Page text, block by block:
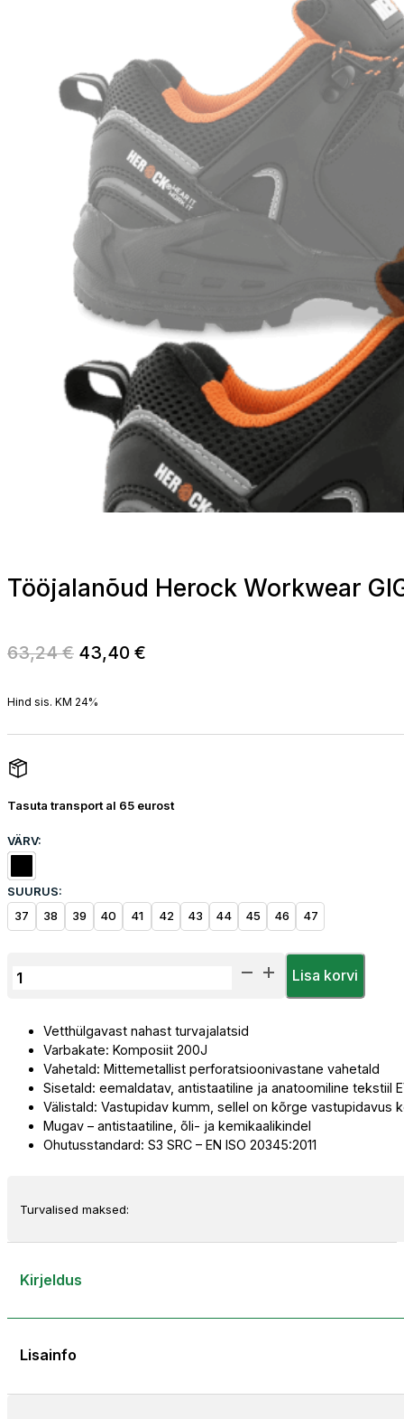
Tööjalanõud Herock Workwear
63,24€ Algne
oli:
43,40 €
Hind sis. KM 24%
Tasuta transport al 65 eurost
VÄRV:
SUURUS:
37
38 39 40 41 42 43 44 45 46 47
Tööjalanõud
GIGANTES
S3
kogus
Lisa korvi
Vetthülgavast nahast turvajalatsid
Varbakate: Komposiit 200J
Vahetald: Mittemetallist perforatsioonivastane vahetald
Sisetald: eemaldatav, antistaatiline ja anatoomiline tekstiil
Välistald: Vastupidav kumm, sellel on kõrge vastupidavus
Mugav – antistaatiline, õli- ja kemikaalikindel
Ohutusstandard: S3 SRC – EN ISO 20345:2011
Turvalised maksed:
Kirjeldus
Lisainfo